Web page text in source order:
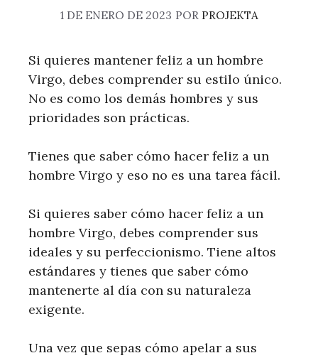
1 DE ENERO DE 2023 POR PROJEKTA
Si quieres mantener feliz a un hombre
Virgo, debes comprender su estilo único.
No es como los demás hombres y sus
prioridades son prácticas.
Tienes que saber cómo hacer feliz a un
hombre Virgo y eso no es una tarea fácil.
Si quieres saber cómo hacer feliz a un
hombre Virgo, debes comprender sus
ideales y su perfeccionismo. Tiene altos
estándares y tienes que saber cómo
mantenerte al día con su naturaleza
exigente.
Una vez que sepas cómo apelar a sus